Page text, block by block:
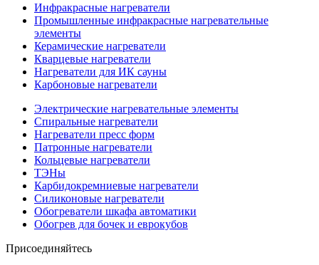
Инфракрасные нагреватели
Промышленные инфракрасные нагревательные
элементы
Керамические нагреватели
Кварцевые нагреватели
Нагреватели для ИК сауны
Карбоновые нагреватели
Электрические нагревательные элементы
Спиральные нагреватели
Нагреватели пресс форм
Патронные нагреватели
Кольцевые нагреватели
ТЭНы
Карбидокремниевые нагреватели
Силиконовые нагреватели
Обогреватели шкафа автоматики
Обогрев для бочек и еврокубов
Присоединяйтесь